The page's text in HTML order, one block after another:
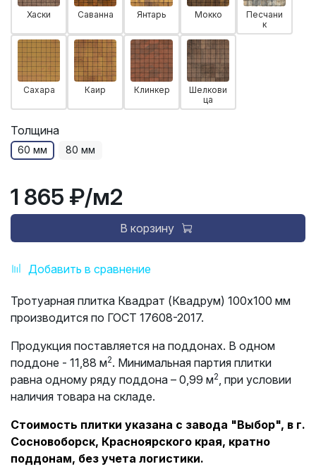
Добавить в сравнение
Хаски Саванна Янтарь Мокко
Песчани
к
Сахара Каир Клинкер
Шелкови
ца
Толщина
60 мм 80 мм
1 865 ₽/м2
В корзину
Тротуарная плитка Квадрат (Квадрум) 100х100 мм
производится по ГОСТ 17608-2017.
Продукция поставляется на поддонах. В одном
поддоне - 11,88 м2. Минимальная партия плитки
равна одному ряду поддона – 0,99 м2 , при условии
наличия товара на складе.
Стоимость плитки указана с завода "Выбор", в г.
Сосновоборск, Красноярского края, кратно
поддонам, без учета логистики.